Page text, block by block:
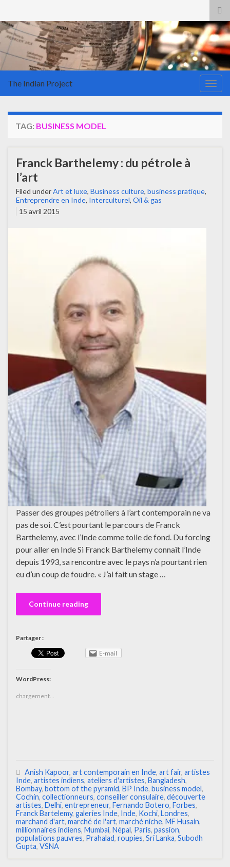
The Indian Project
TAG: BUSINESS MODEL
Franck Barthelemy : du pétrole à
l’art
Filed underArt et luxe, Business culture, business pratique,
Entreprendre en Inde, Interculturel, Oil & gas
15 avril 2015
Passer des groupes pétroliers à l’art contemporain ne va
pas de soi. C’est pourtant le parcours de Franck
Barthelemy, avec l’Inde comme toile de fond. Du forcing
pour aller en Inde Si Franck Barthelemy connaît l’Inde
depuis 1993, sa rencontre avec le pays n’a pourtant rien
eu d’un coup de foudre. « J’ai fait un stage …
Continue reading
Partager :
E-mail
WordPress:
chargement…
Anish Kapoor, art contemporain en Inde, art fair, artistes
Inde, artistes indiens, ateliers d'artistes, Bangladesh,
Bombay, bottom of the pyramid, BP Inde, business model,
Cochin, collectionneurs, conseiller consulaire, découverte
artistes, Delhi, entrepreneur, Fernando Botero, Forbes,
Franck Bartelemy, galeries Inde, Inde, Kochi, Londres,
marchand d'art, marché de l'art, marché niche, MF Husain,
millionnaires indiens, Mumbai, Népal, Paris, passion,
populations pauvres, Prahalad, roupies, Sri Lanka, Subodh
Gupta, VSNA